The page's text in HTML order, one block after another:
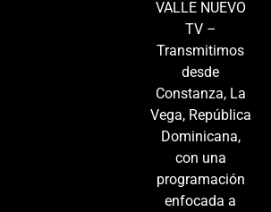
VALLE NUEVO
TV –
Transmitimos
desde
Constanza, La
Vega, República
Dominicana,
con una
programación
enfocada a